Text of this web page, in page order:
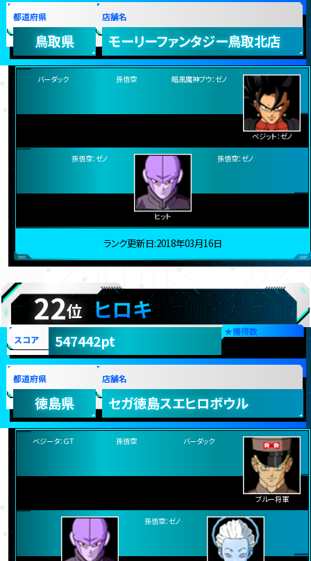
21位 ゴクウ
★獲得数
スコア 547713pt
鳥取県 モーリーファンタジー鳥取北店
孫悟空
暗黒魔神ブウ：ゼノ
ヒット
ランク更新日:2018年03月16日
22位 ヒロキ
★獲得数
スコア 547442pt
徳島県 セガ徳島スエヒロボウル
ベジータ：ＧＴ バーダック